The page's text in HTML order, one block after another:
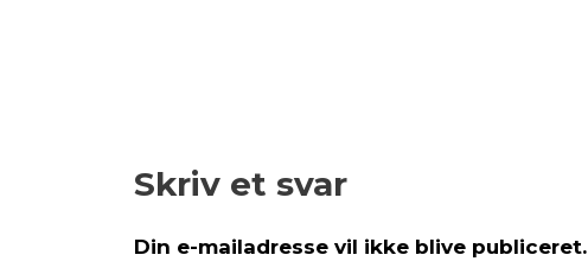
Skriv et svar
Din e-mailadresse vil ikke blive publiceret.